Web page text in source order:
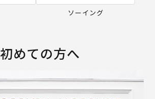
ソーイング
初めての方へ